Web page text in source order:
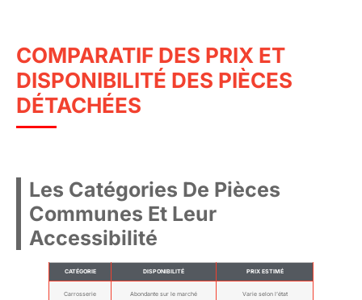
COMPARATIF DES PRIX ET
DISPONIBILITÉ DES PIÈCES
DÉTACHÉES
Les Catégories De Pièces
Communes Et Leur
Accessibilité
CATÉGORIE DISPONIBILITÉ PRIX ESTIMÉ
Carrosserie Abondante sur le marché Varie selon l’état